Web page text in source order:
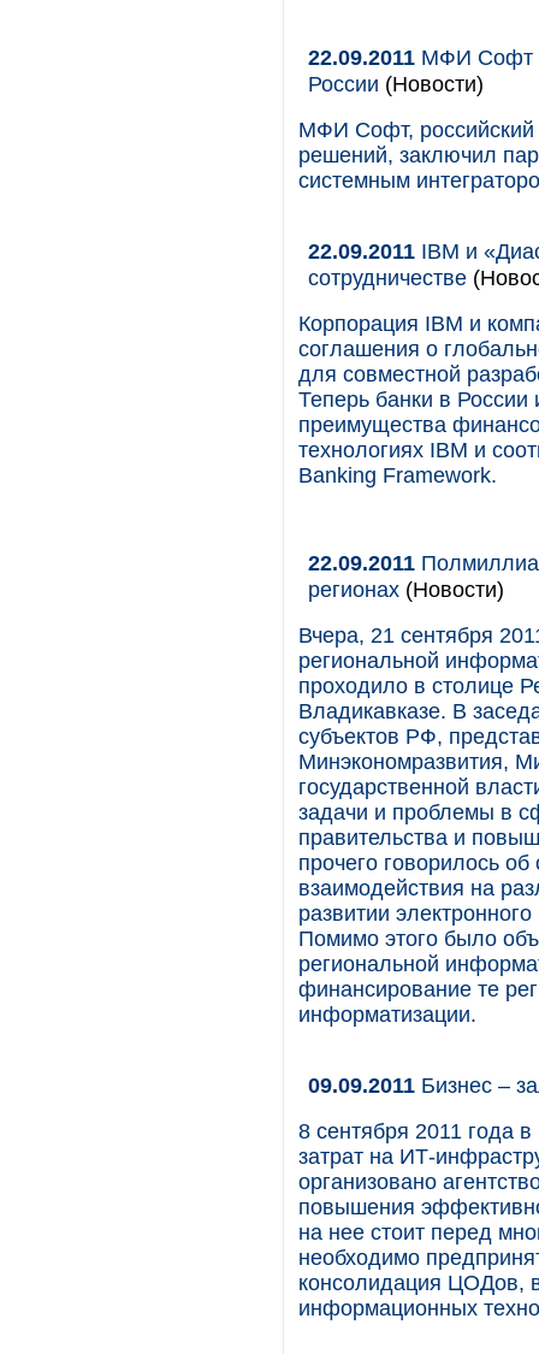
22.09.2011 МФИ Софт
России (Новости)
МФИ Софт, российский
решений, заключил
системным
22.09.2011 IBM и
сотрудничестве
Корпорация IBM и
соглашения о
для совместной
Теперь банки в России
преимущества
технологиях IBM и
Banking Framework.
22.09.2011
регионах (Новости)
Вчера, 21 сентября
региональной
проходило в столице
Владикавказе. В
субъектов РФ,
Минэкономразвития,
государственной
задачи и проблемы в
правительства и
прочего говорилось
взаимодействия на
развитии
Помимо этого было
региональной
финансирование те
информатизации.
09.09.2011 Бизнес –
8 сентября 2011 года
затрат на ИТ-
организовано
повышения
на нее стоит перед
необходимо
консолидация ЦОДов,
информационных